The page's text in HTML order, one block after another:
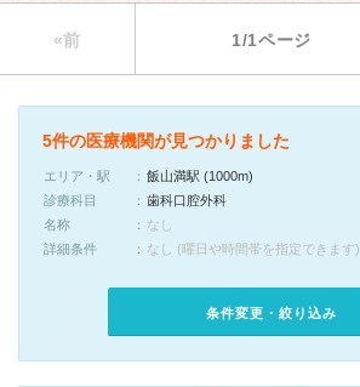
«前 1/1ページ
5件の医療機関が見つかりました
エリア・駅
飯山満駅 (1000m)
診療科目
歯科口腔外科
名称
なし
詳細条件
なし (曜日や時間帯を指定できます)
条件変更・絞り込み